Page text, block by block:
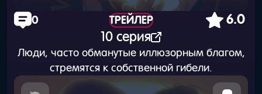
0 ТРЕЙЛЕР 6.0
10 серия
Люди, часто обманутые иллюзорным благом,
стремятся к собственной гибели.